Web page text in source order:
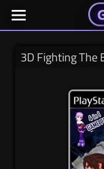
SkipEl
portal
tus
El
portal
tus
3D Fighting The